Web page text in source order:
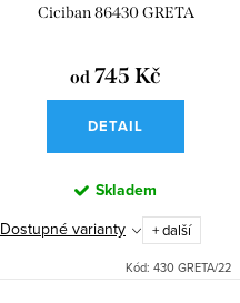
Ciciban 86430 GRETA
od 745 Kč
DETAIL
Skladem
Dostupné varianty
+ další
Kód: 430 GRETA/22